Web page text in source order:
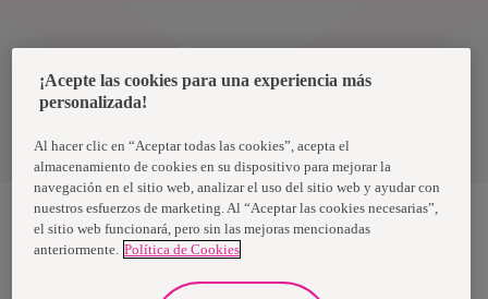
Términos y condiciones
Nosotras, una marca de Essity - una compañía global líder en
mundo, utilizan nuestros productos, servicios y soluciones. Nuestro
¡Acepte las cookies para una experiencia más
personalizada!
Al hacer clic en “Aceptar todas las cookies”, acepta el
almacenamiento de cookies en su dispositivo para mejorar la
navegación en el sitio web, analizar el uso del sitio web y ayudar con
nuestros esfuerzos de marketing. Al “Aceptar las cookies necesarias”,
el sitio web funcionará, pero sin las mejoras mencionadas
anteriormente. Política de Cookies